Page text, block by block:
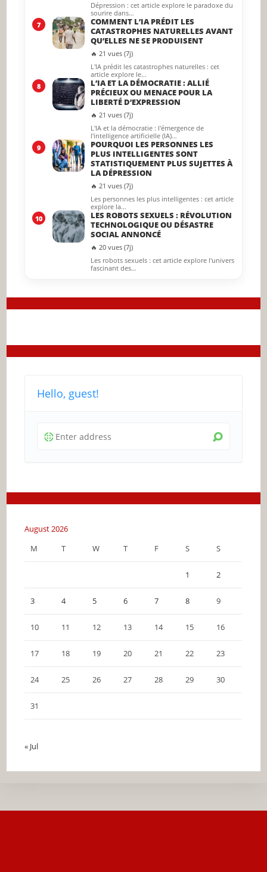
Dépression : cet article explore le paradoxe du
sourire dans…
7
COMMENT L’IA PRÉDIT LES
CATASTROPHES NATURELLES AVANT
QU’ELLES NE SE PRODUISENT
🔥 21 vues (7j)
L'IA prédit les catastrophes naturelles : cet
article explore le…
8
L’IA ET LA DÉMOCRATIE : ALLIÉ
PRÉCIEUX OU MENACE POUR LA
LIBERTÉ D’EXPRESSION
🔥 21 vues (7j)
L'IA et la démocratie : l'émergence de
l'intelligence artificielle (IA)…
9
POURQUOI LES PERSONNES LES
PLUS INTELLIGENTES SONT
STATISTIQUEMENT PLUS SUJETTES À
LA DÉPRESSION
🔥 21 vues (7j)
Les personnes les plus intelligentes : cet article
explore la…
10
LES ROBOTS SEXUELS : RÉVOLUTION
TECHNOLOGIQUE OU DÉSASTRE
SOCIAL ANNONCÉ
🔥 20 vues (7j)
Les robots sexuels : cet article explore l'univers
fascinant des…
Hello, guest!
August 2026
M
T W T F S S
1 2
3 4 5 6 7 8 9
10 11 12 13 14 15 16
17 18 19 20 21 22 23
24 25 26 27 28 29 30
31
« Jul